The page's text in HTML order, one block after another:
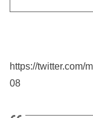
https://twitter.com/
08